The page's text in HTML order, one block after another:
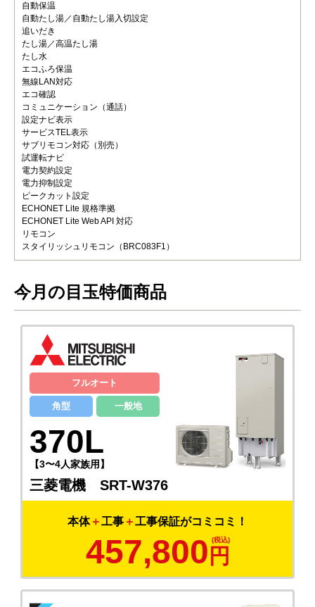
自動保温
自動たし湯／自動たし湯入切設定
追いだき
たし湯／高温たし湯
たし水
エコふろ保温
無線LAN対応
エコ確認
コミュニケーション（通話）
設定ナビ表示
サービスTEL表示
サブリモコン対応（別売）
試運転ナビ
電力契約設定
電力抑制設定
ピークカット設定
ECHONET Lite 規格準拠
ECHONET Lite Web API 対応
リモコン
スタイリッシュリモコン（BRC083F1）
今月の目玉特価商品
フルオート
角型 一般地
370L
【3〜4人家族用】
三菱電機 SRT-W376
本体＋工事 ＋工事保証がコミコミ！
457,800 円